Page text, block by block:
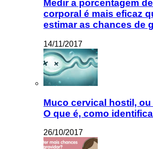
Medir a porcentagem
corporal é mais eficaz
estimar as chances de
14/11/2017
Muco cervical hostil,
O que é, como
26/10/2017